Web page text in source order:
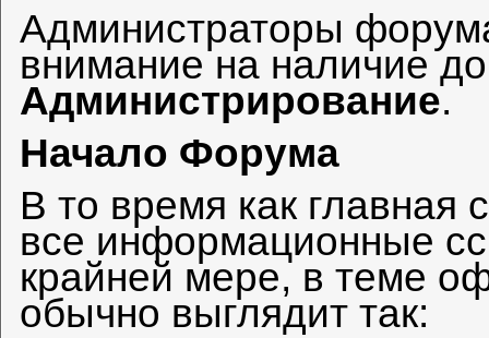
Администраторы
внимание на наличие
Администрирование.
Начало Форума
В то время как
все информационные
крайней мере, в теме
обычно выглядит так: